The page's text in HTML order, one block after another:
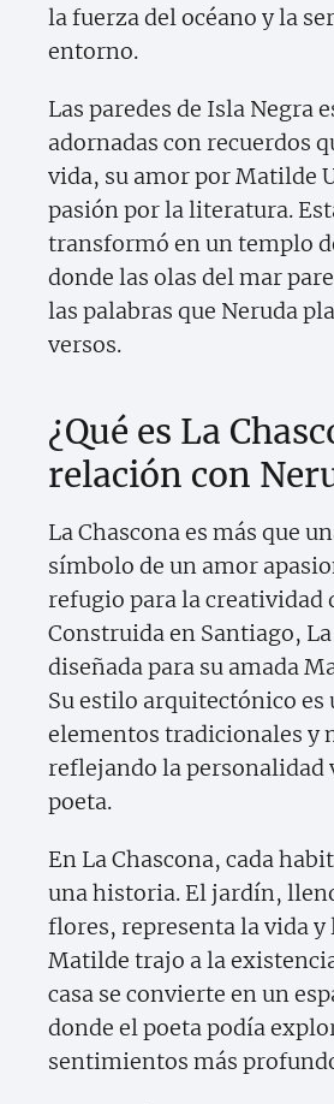
la fuerza del océano y la
entorno.
Las paredes de Isla Negra
adornadas con recuerdos
vida, su amor por Matilde
pasión por la literatura.
transformó en un templo
donde las olas del mar
las palabras que Neruda
versos.
¿Qué es La
relación con
La Chascona es más que
símbolo de un amor
refugio para la creatividad
Construida en Santiago,
diseñada para su amada
Su estilo arquitectónico es
elementos tradicionales y
reflejando la personalidad
poeta.
En La Chascona, cada
una historia. El jardín,
flores, representa la vida y
Matilde trajo a la
casa se convierte en un
donde el poeta podía
sentimientos más